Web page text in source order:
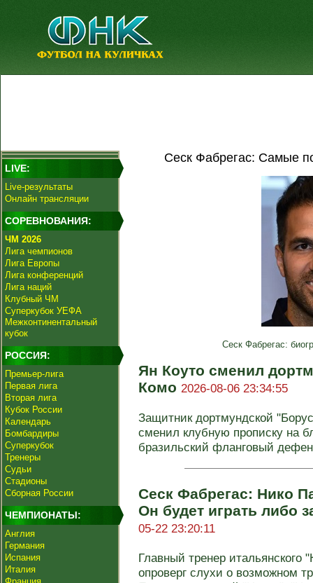
LIVE:
Live-результаты
Онлайн трансляции
СОРЕВНОВАНИЯ:
ЧМ 2026
Лига чемпионов
Лига Европы
Лига конференций
Лига наций
Клубный ЧМ
Суперкубок УЕФА
Межконтинентальный
кубок
РОССИЯ:
Премьер-лига
Первая лига
Вторая лига
Кубок России
Календарь
Бомбардиры
Суперкубок
Тренеры
Судьи
Стадионы
Сборная России
ЧЕМПИОНАТЫ:
Англия
Германия
Испания
Италия
Сеск Фабрегас: Самые
Сеск Фабрегас:
Ян Коуто сменил
Комо 2026-08-06 23:34:55
Защитник дортмундской
сменил клубную прописку на
бразильский фланговый
Сеск Фабрегас: Нико
Он будет играть либо
05-22 23:20:11
Главный тренер итальянского
опроверг слухи о возможном